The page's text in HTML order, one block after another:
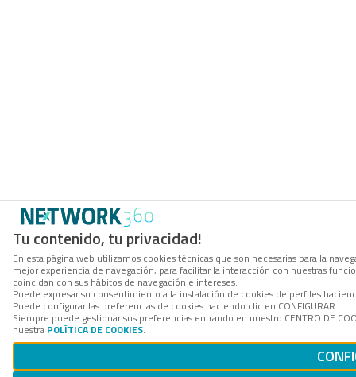
Tu contenido, tu privacidad!
En esta página web utilizamos cookies técnicas que son necesarias para la
mejor experiencia de navegación, para facilitar la interacción con nuestras
coincidan con sus hábitos de navegación e intereses.
Puede expresar su consentimiento a la instalación de cookies de perfiles
Puede configurar las preferencias de cookies haciendo clic en CONFIGURAR.
Siempre puede gestionar sus preferencias entrando en nuestro CENTRO DE
nuestra POLÍTICA DE COOKIES.